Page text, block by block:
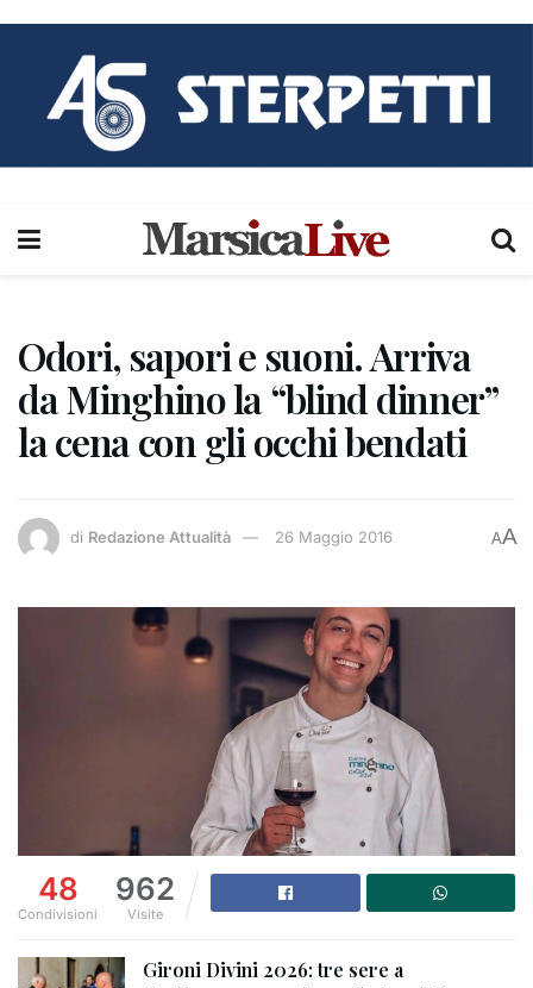
Odori, sapori e suoni. Arriva
da Minghino la “blind dinner”
la cena con gli occhi bendati
di Redazione Attualità 26 Maggio 2016 AA
48
Condivisioni
962
Visite
Gironi Divini 2026: tre sere a